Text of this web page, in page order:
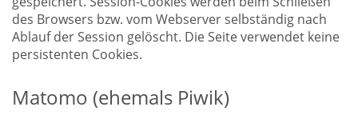
des Browsers bzw. vom Webserver selbständig nach
Ablauf der Session gelöscht. Die Seite verwendet keine
persistenten Cookies.
Matomo (ehemals Piwik)